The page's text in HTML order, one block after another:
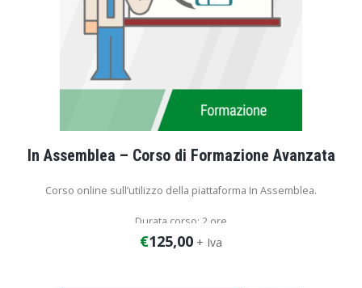
In Assemblea – Corso di Formazione Avanzata
Corso online sull’utilizzo della piattaforma In Assemblea.
Durata corso: 2 ore
€125,00 + Iva